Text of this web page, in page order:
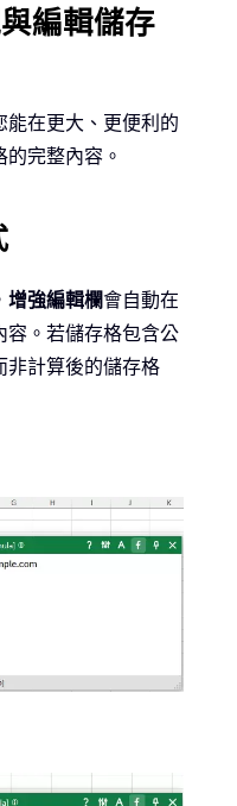
編輯儲存
在更大、更便利的
完整內容。
增強編輯欄會自動在
容。若儲存格包含公
非計算後的儲存格